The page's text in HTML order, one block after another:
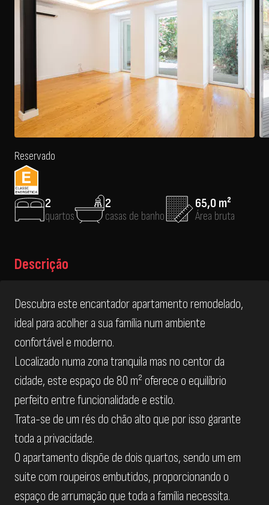
Reservado
2
quartos
2
casas de banho
65,0 m²
Área bruta
Descrição
Descubra este encantador apartamento remodelado,
ideal para acolher a sua família num ambiente
confortável e moderno.
Localizado numa zona tranquila mas no centor da
cidade, este espaço de 80 m² oferece o equilíbrio
perfeito entre funcionalidade e estilo.
Trata-se de um rés do chão alto que por isso garante
toda a privacidade.
O apartamento dispõe de dois quartos, sendo um em
suite com roupeiros embutidos, proporcionando o
espaço de arrumação que toda a família necessita.